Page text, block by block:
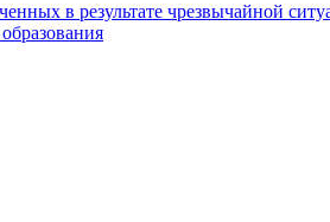
в результате чрезвычайной